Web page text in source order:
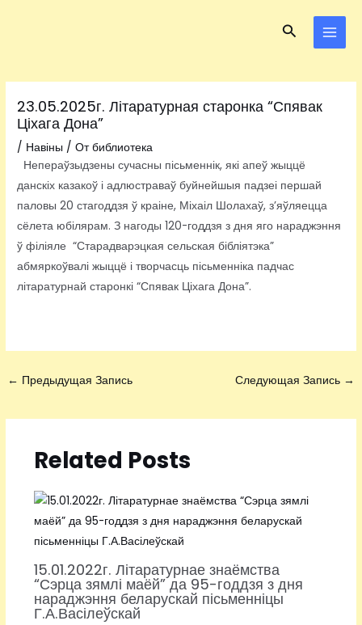
Поиск
23.05.2025г. Літаратурная старонка “Спявак
Ціхага Дона”
/ Навіны / Отбиблиотека
Непераўзыдзены сучасны пісьменнік, які апеў жыццё
данскіх казакоў і адлюстраваў буйнейшыя падзеі першай
паловы 20 стагоддзя ў краіне, Міхаіл Шолахаў, з’яўляецца
сёлета юбілярам. З нагоды 120-годдзя з дня яго нараджэння
ў філіяле “Старадварэцкая сельская бібліятэка”
абмяркоўвалі жыццё і творчасць пісьменніка падчас
літаратурнай старонкі “Спявак Ціхага Дона”.
← Предыдущая Запись Следующая Запись →
Related Posts
15.01.2022г. Літаратурнае знаёмства
“Сэрца зямлі маёй” да 95-годдзя з дня
нараджэння беларускай пісьменніцы
Г.А.Васілеўскай